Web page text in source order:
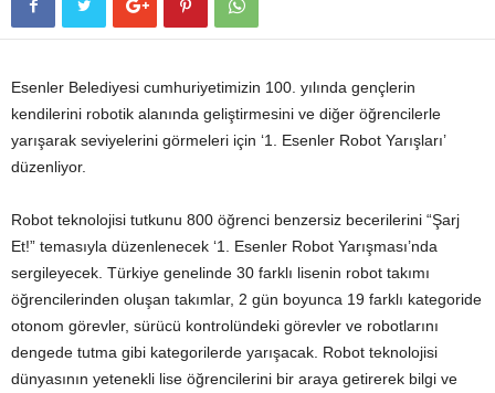
Esenler Belediyesi cumhuriyetimizin 100. yılında gençlerin
kendilerini robotik alanında geliştirmesini ve diğer öğrencilerle
yarışarak seviyelerini görmeleri için ‘1. Esenler Robot Yarışları’
düzenliyor.
Robot teknolojisi tutkunu 800 öğrenci benzersiz becerilerini “Şarj
Et!” temasıyla düzenlenecek ‘1. Esenler Robot Yarışması’nda
sergileyecek. Türkiye genelinde 30 farklı lisenin robot takımı
öğrencilerinden oluşan takımlar, 2 gün boyunca 19 farklı kategoride
otonom görevler, sürücü kontrolündeki görevler ve robotlarını
dengede tutma gibi kategorilerde yarışacak. Robot teknolojisi
dünyasının yetenekli lise öğrencilerini bir araya getirerek bilgi ve